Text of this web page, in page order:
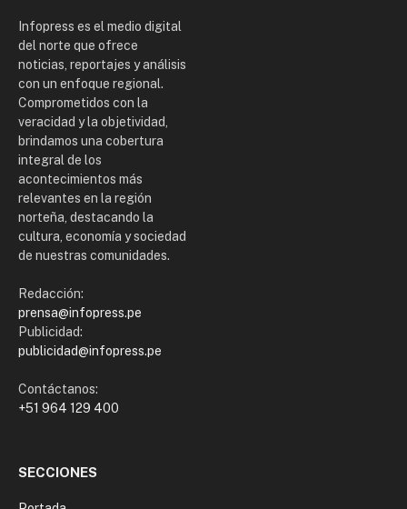
Infopress es el medio digital
del norte que ofrece
noticias, reportajes y análisis
con un enfoque regional.
Comprometidos con la
veracidad y la objetividad,
brindamos una cobertura
integral de los
acontecimientos más
relevantes en la región
norteña, destacando la
cultura, economía y sociedad
de nuestras comunidades.
Redacción:
prensa@infopress.pe
Publicidad:
publicidad@infopress.pe
Contáctanos:
+51 964 129 400
SECCIONES